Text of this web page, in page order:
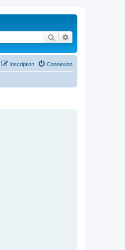
Rechercher
Connexion
Inscription